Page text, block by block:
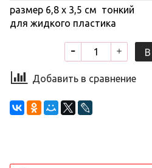
размер 6,8 х 3,5 см тонкий
для жидкого пластика
Добавить в сравнение